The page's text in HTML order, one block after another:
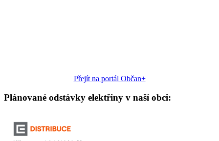
Přejít na portál Občan+
Plánované odstávky elektřiny v naší obci: